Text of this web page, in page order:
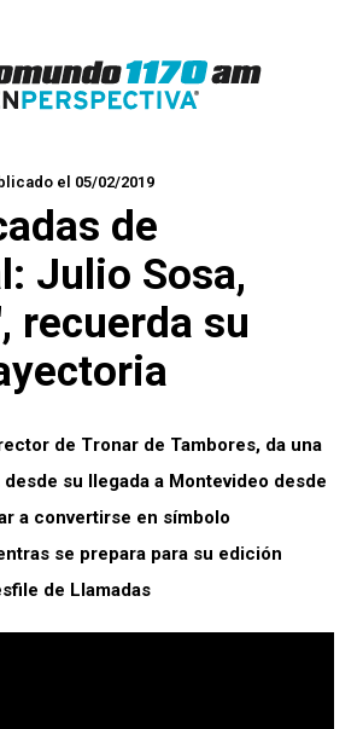
el 05/02/2019
de
Julio Sosa,
recuerda su
de Tronar de Tambores, da una
desde su llegada a Montevideo desde
a convertirse en símbolo
se prepara para su edición
de Llamadas